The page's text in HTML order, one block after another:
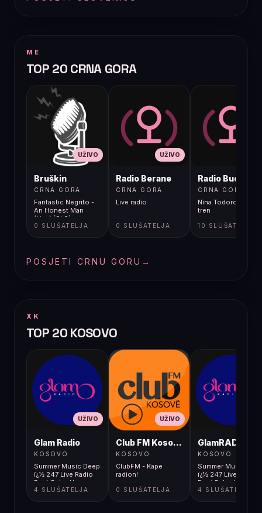
ME
TOP 20 CRNA GORA
UŽIVO
Bruškin
CRNA GORA
Fantastic Negrito -
An Honest Man
(Live) [9k0]
0 SLUŠATELJA
UŽIVO
Radio Berane
CRNA GORA
Live radio
0 SLUŠATELJA
Radio Budva
CRNA GORA
Nina Todorovic -
tren
10 SLUŠATELJA
POSJETI CRNU GORU →
XK
TOP 20 KOSOVO
UŽIVO
Glam Radio
KOSOVO
Summer Music Deep
ï¿½ 247 Live Radio
Best Relax Hou
4 SLUŠATELJA
UŽIVO
Club FM Kosovë
KOSOVO
ClubFM - Kape
radion!
0 SLUŠATELJA
GlamRADIO
KOSOVO
Summer Music
ï¿½ 247 Live Radio
Best Relax Hou
4 SLUŠATELJA